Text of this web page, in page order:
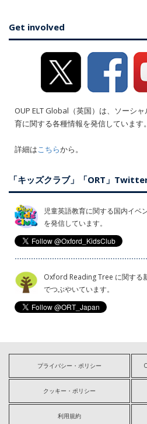
Get involved
OUP ELT Global（英国）は、ソーシ
育に関する各種情報を発信しています。
詳細はこちらから。
「キッズクラブ」「ORT」
児童英語教育に関する国内イベ
を発信しています。
Oxford Reading Tree に関する
でつぶやいています。
プライバシー・ポリシー
クッキー・ポリシー
利用規約